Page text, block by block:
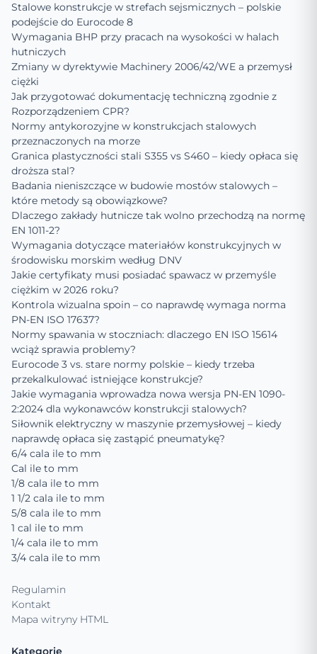
Stalowe konstrukcje w strefach sejsmicznych – polskie
podejście do Eurocode 8
Wymagania BHP przy pracach na wysokości w halach
hutniczych
Zmiany w dyrektywie Machinery 2006/42/WE a przemysł
ciężki
Jak przygotować dokumentację techniczną zgodnie z
Rozporządzeniem CPR?
Normy antykorozyjne w konstrukcjach stalowych
przeznaczonych na morze
Granica plastyczności stali S355 vs S460 – kiedy opłaca się
droższa stal?
Badania nieniszczące w budowie mostów stalowych –
które metody są obowiązkowe?
Dlaczego zakłady hutnicze tak wolno przechodzą na normę
EN 1011-2?
Wymagania dotyczące materiałów konstrukcyjnych w
środowisku morskim według DNV
Jakie certyfikaty musi posiadać spawacz w przemyśle
ciężkim w 2026 roku?
Kontrola wizualna spoin – co naprawdę wymaga norma
PN-EN ISO 17637?
Normy spawania w stoczniach: dlaczego EN ISO 15614
wciąż sprawia problemy?
Eurocode 3 vs. stare normy polskie – kiedy trzeba
przekalkulować istniejące konstrukcje?
Jakie wymagania wprowadza nowa wersja PN-EN 1090-
2:2024 dla wykonawców konstrukcji stalowych?
Siłownik elektryczny w maszynie przemysłowej – kiedy
naprawdę opłaca się zastąpić pneumatykę?
6/4 cala ile to mm
Cal ile to mm
1/8 cala ile to mm
1 1/2 cala ile to mm
5/8 cala ile to mm
1 cal ile to mm
1/4 cala ile to mm
3/4 cala ile to mm
Regulamin
Kontakt
Mapa witryny HTML
Kategorie